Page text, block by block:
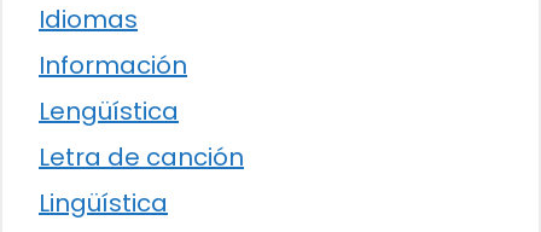
Idiomas
Información
Lengüística
Letra de canción
Lingüística